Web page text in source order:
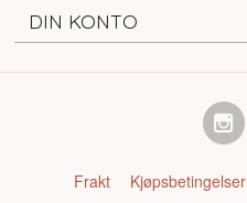
DIN KONTO
Frakt Kjøpsbetingelser